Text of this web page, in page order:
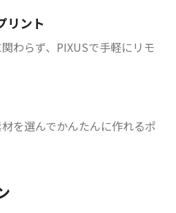
リント
わらず、PIXUSで手軽にリモ
を選んでかんたんに作れるポ